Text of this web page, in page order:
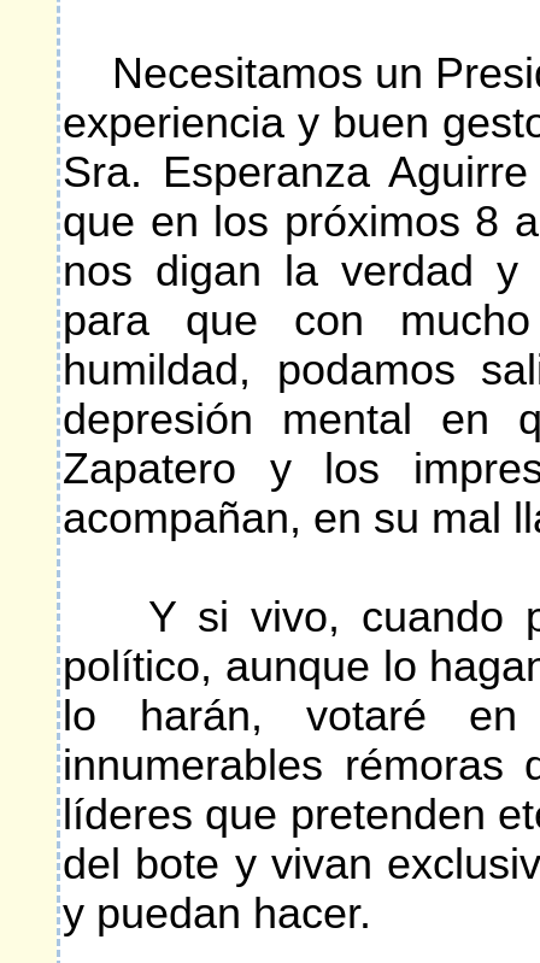
Necesitamos un
experiencia y buen
Sra. Esperanza
que en los próximos 8
nos digan la verdad y
para que con
humildad, podamos
depresión mental en
Zapatero y los
acompañan, en su mal
Y si vivo, cuando
político, aunque lo
lo harán, votaré
innumerables
líderes que pretenden
del bote y vivan
y puedan hacer.